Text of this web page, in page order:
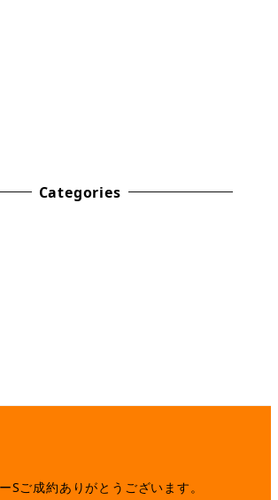
Categories
Sご成約ありがとうございます。